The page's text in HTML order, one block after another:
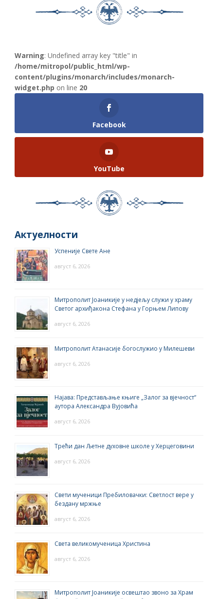
Warning: Undefined array key "title" in
/home/mitropol/public_html/wp-
content/plugins/monarch/includes/monarch-
widget.php on line 20
Facebook
YouTube
Актуелности
Успеније Свете Ане
август 6, 2026
Митрополит Јоаникије у недјељу служи у храму
Светог архиђакона Стефана у Горњем Липову
август 6, 2026
Митрополит Атанасије богослужио у Милешеви
август 6, 2026
Најава: Представљање књиге „Залог за вјечност“
аутора Александра Вујовића
август 6, 2026
Трећи дан Љетне духовне школе у Херцеговини
август 6, 2026
Свети мученици Пребиловачки: Светлост вере у
бездану мржње
август 6, 2026
Света великомученица Христина
август 6, 2026
Митрополит Јоаникије освештао звоно за Храм